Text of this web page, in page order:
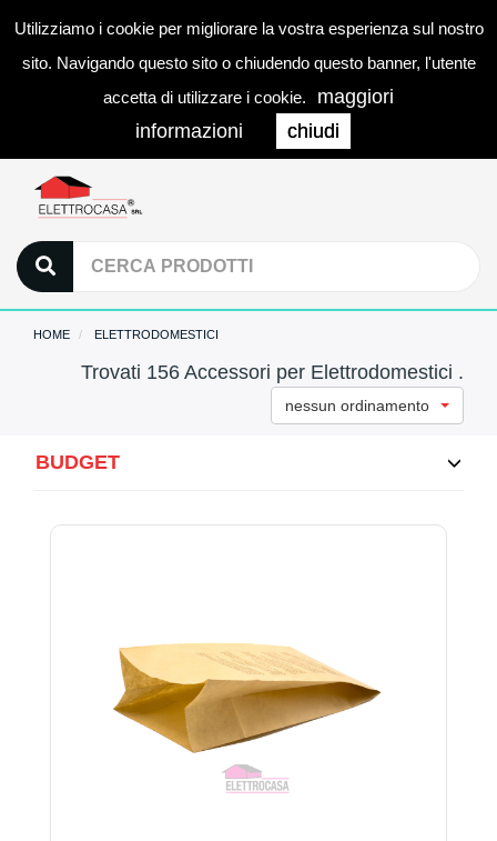
Utilizziamo i cookie per migliorare la vostra esperienza sul nostro
sito. Navigando questo sito o chiudendo questo banner, l'utente
accetta di utilizzare i cookie.
maggiori
informazioni
chiudi
0
HOME ELETTRODOMESTICI
Trovati 156 Accessori per Elettrodomestici .
nessun ordinamento
BUDGET